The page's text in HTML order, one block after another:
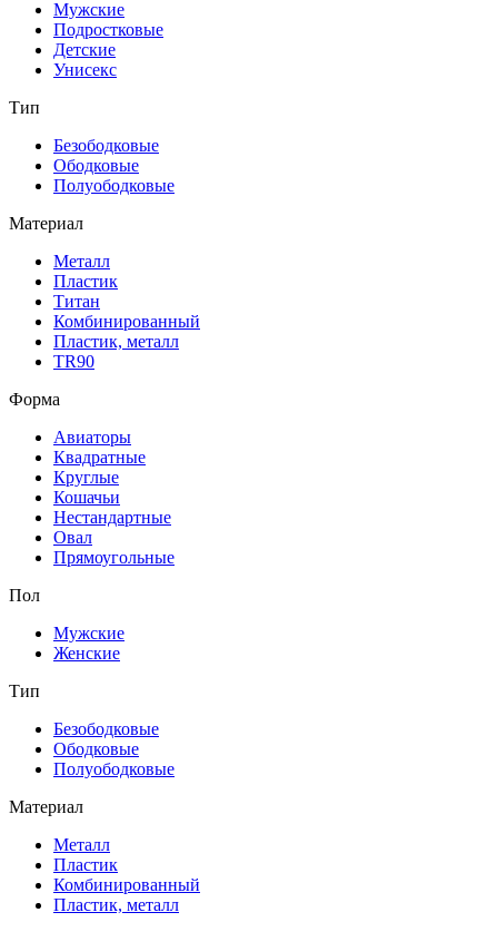
Мужские
Подростковые
Детские
Унисекс
Тип
Безободковые
Ободковые
Полуободковые
Материал
Металл
Пластик
Титан
Комбинированный
Пластик, металл
TR90
Форма
Авиаторы
Квадратные
Круглые
Кошачьи
Нестандартные
Овал
Прямоугольные
Пол
Мужские
Женские
Тип
Безободковые
Ободковые
Полуободковые
Материал
Металл
Пластик
Комбинированный
Пластик, металл